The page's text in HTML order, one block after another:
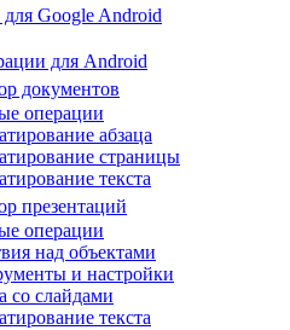
Google Android
для Android
документов
операции
абзаца
страницы
текста
презентаций
операции
над объектами
и настройки
со слайдами
текста